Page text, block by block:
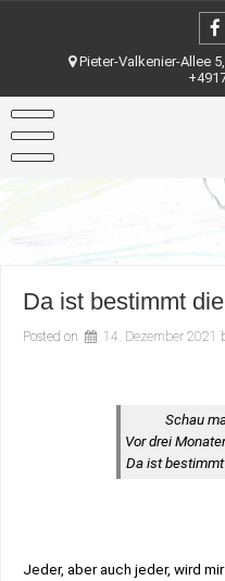
Pieter-Valkenier-Allee
Da ist bestimmt
Posted on 14. Dezember 2021
Schau
Vor drei
Da ist
Jeder, aber auch jeder, wird